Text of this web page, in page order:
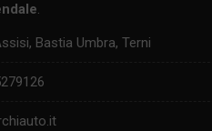
.
Bastia Umbra, Terni